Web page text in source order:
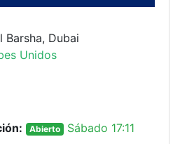
Barsha, Dubai
Unidos
Abierto
Sábado 17:11